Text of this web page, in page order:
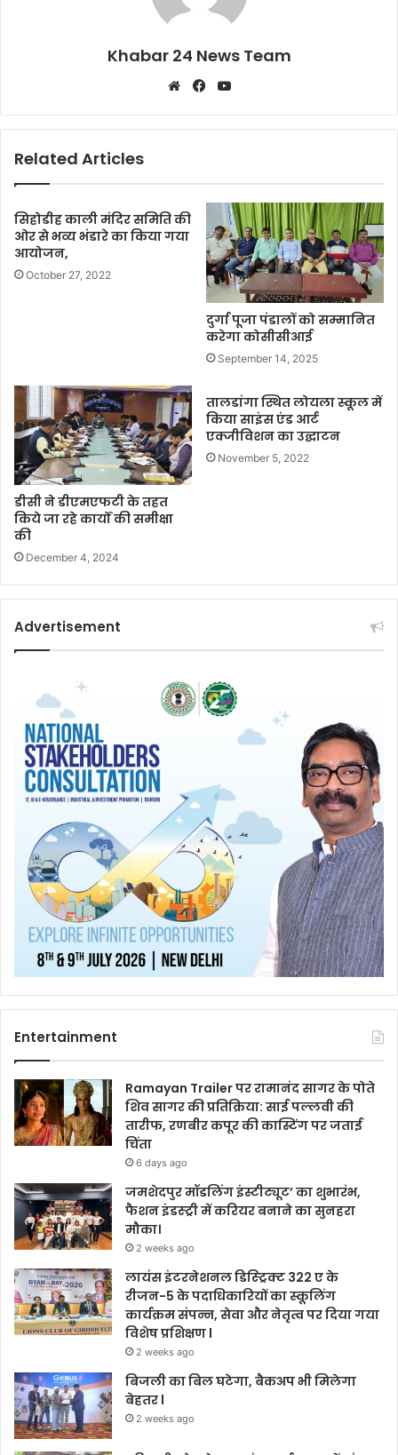
Khabar 24 News Team
WebsiteFacebook
Related Articles
सिहोडीह काली मंदिर समिति की
ओर से भव्य भंडारे का किया गया
आयोजन,
October 27, 2022
दुर्गा पूजा पंडालों को सम्मानित
करेगा कोसीसीआई
September 14, 2025
डीसी ने डीएमएफटी के तहत
किये जा रहे कार्यों की समीक्षा
की
December 4, 2024
तालडांगा स्थित लोयला स्कूल में
किया साइंस एंड आर्ट
एक्जीविशन का उद्घाटन
November 5, 2022
Advertisement
Entertainment
Ramayan Trailer पर रामानंद सागर के पोते
शिव सागर की प्रतिक्रिया: साई पल्लवी की
तारीफ, रणबीर कपूर की कास्टिंग पर जताई
चिंता
6 days ago
जमशेदपुर मॉडलिंग इंस्टीट्यूट’ का शुभारंभ,
फैशन इंडस्ट्री में करियर बनाने का सुनहरा
मौका।
2 weeks ago
लायंस इंटरनेशनल डिस्ट्रिक्ट 322 ए के
रीजन-5 के पदाधिकारियों का स्कूलिंग
कार्यक्रम संपन्न, सेवा और नेतृत्व पर दिया गया
विशेष प्रशिक्षण l
2 weeks ago
बिजली का बिल घटेगा, बैकअप भी मिलेगा
बेहतर l
2 weeks ago